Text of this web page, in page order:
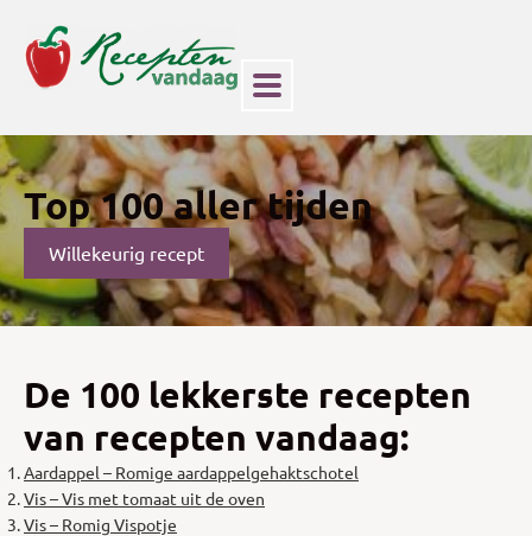
Top 100 aller tijden
Willekeurig recept
De 100 lekkerste recepten
van recepten vandaag:
Aardappel – Romige aardappelgehaktschotel
Vis – Vis met tomaat uit de oven
Vis – Romig Vispotje